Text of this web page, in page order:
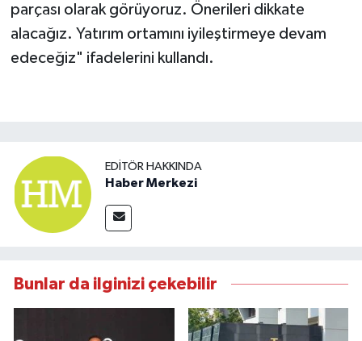
parçası olarak görüyoruz. Önerileri dikkate
alacağız. Yatırım ortamını iyileştirmeye devam
edeceğiz" ifadelerini kullandı.
EDITÖR HAKKINDA
Haber Merkezi
Bunlar da ilginizi çekebilir